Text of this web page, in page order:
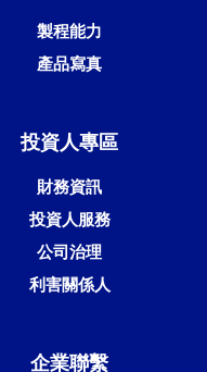
製程能力
產品寫真
投資人專區
財務資訊
投資人服務
公司治理
利害關係人
企業聯繫